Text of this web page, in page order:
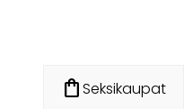
shopping_bagSeksikaupat